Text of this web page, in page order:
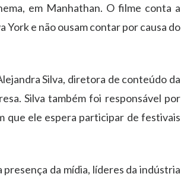
em Manhathan. O filme conta a
e não ousam contar por causa do
Silva, diretora de conteúdo da
Silva também foi responsável por
que ele espera participar de festivais
da mídia, líderes da indústria